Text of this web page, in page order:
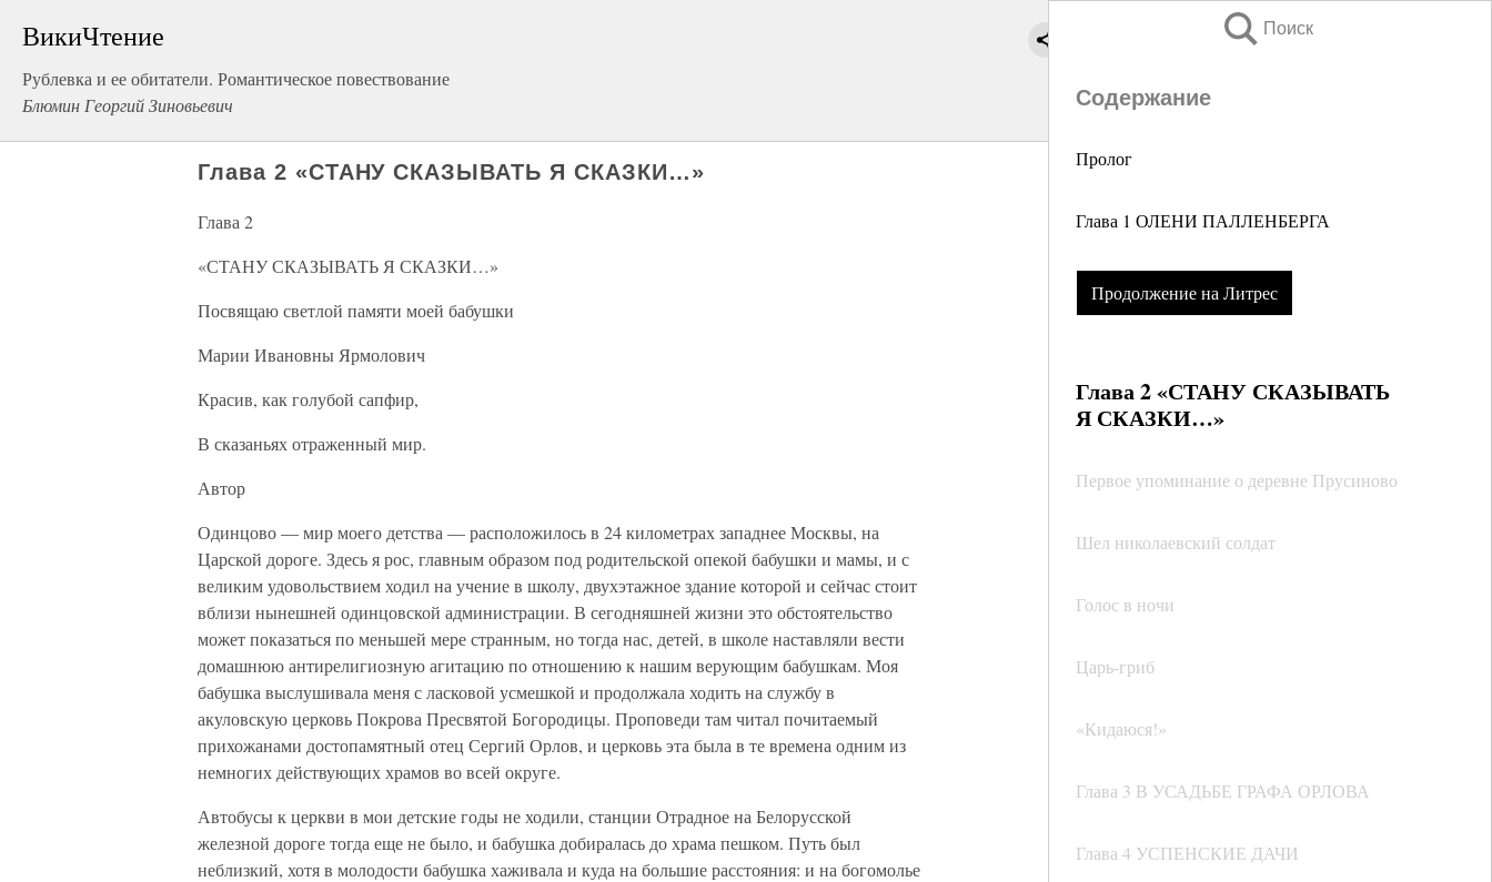
ВикиЧтение
Рублевка и ее обитатели. Романтическое повествование
Блюмин Георгий Зиновьевич
Поиск
Содержание
Пролог
Глава 1 ОЛЕНИ ПАЛЛЕНБЕРГА
Продолжение на Литрес
Глава 2 «СТАНУ СКАЗЫВАТЬ
Я СКАЗКИ…»
Первое упоминание о деревне Прусиново
Шел николаевский солдат
Голос в ночи
Царь-гриб
«Кидаюся!»
Глава 3 В УСАДЬБЕ ГРАФА ОРЛОВА
Глава 4 УСПЕНСКИЕ ДАЧИ
Глава 2 «СТАНУ СКАЗЫВАТЬ Я СКАЗКИ…»
Глава 2
«СТАНУ СКАЗЫВАТЬ Я СКАЗКИ…»
Посвящаю светлой памяти моей бабушки
Марии Ивановны Ярмолович
Красив, как голубой сапфир,
В сказаньях отраженный мир.
Автор
Одинцово — мир моего детства — расположилось в 24 километрах западнее Москвы, на
Царской дороге. Здесь я рос, главным образом под родительской опекой бабушки и мамы, и с
великим удовольствием ходил на учение в школу, двухэтажное здание которой и сейчас стоит
вблизи нынешней одинцовской администрации. В сегодняшней жизни это обстоятельство
может показаться по меньшей мере странным, но тогда нас, детей, в школе наставляли вести
домашнюю антирелигиозную агитацию по отношению к нашим верующим бабушкам. Моя
бабушка выслушивала меня с ласковой усмешкой и продолжала ходить на службу в
акуловскую церковь Покрова Пресвятой Богородицы. Проповеди там читал почитаемый
прихожанами достопамятный отец Сергий Орлов, и церковь эта была в те времена одним из
немногих действующих храмов во всей округе.
Автобусы к церкви в мои детские годы не ходили, станции Отрадное на Белорусской
железной дороге тогда еще не было, и бабушка добиралась до храма пешком. Путь был
неблизкий, хотя в молодости бабушка хаживала и куда на большие расстояния: и на богомолье